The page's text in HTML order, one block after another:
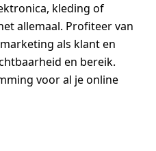
kleding of
allemaal. Profiteer van
als klant en
en bereik.
voor al je online